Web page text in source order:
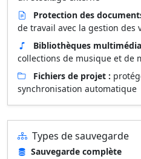
Protection des
de travail avec la gestion des
Bibliothèques
collections de musique et de
Fichiers de projet :
synchronisation automatique
Types de sauvegarde
Sauvegarde complète